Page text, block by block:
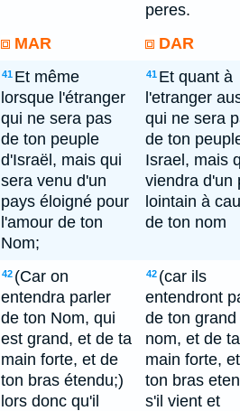
peres.
MAR DAR
41 Et même
lorsque l'étranger
qui ne sera pas
de ton peuple
d'Israël, mais qui
sera venu d'un
pays éloigné pour
l'amour de ton
Nom;
41 Et quant à
l'etranger
qui ne sera
de ton
Israel, mais
viendra d'un
lointain à
de ton nom
42 (Car on
entendra parler
de ton Nom, qui
est grand, et de ta
main forte, et de
ton bras étendu;)
lors donc qu'il
42 (car ils
entendront
de ton grand
nom, et de ta
main forte,
ton bras
s'il vient et